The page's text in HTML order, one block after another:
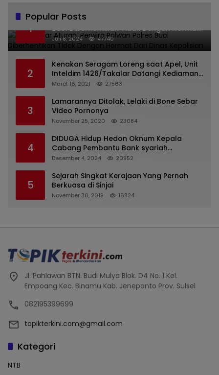
Popular Posts
1
Melanggar Aturan, Perwira Polwan Polres
Buol Diberhentikan Tidak Dengan Hormat
Dari Dinas Kepolisian
Juli 8, 2024 47740
2
Kenakan Seragam Loreng saat Apel, Unit
Inteldim 1426/Takalar Datangi Kediaman
Kasatpol PP
Maret 16, 2021 27563
3
Lamarannya Ditolak, Lelaki di Bone Sebar
Video Pornonya
November 25, 2020 23084
4
DIDUGA Hidup Hedon Oknum Kepala
Cabang Pembantu Bank syariah
Indonesia Unit Hasan Basri di Banjarmasin
Milyaran Rupiah dan Bilyet Giro Tidak
Terdaftar, OJK Kalsel : Bertemu Tanggal 11
Desember 4, 2024 20952
5
Sejarah Singkat Kerajaan Yang Pernah
Berkuasa di Sinjai
November 30, 2019 16824
Jl. Pahlawan BTN. Budi Mulya Blok. D4 No. 1 Kel.
Empoang Kec. Binamu Kab. Jeneponto Prov. Sulsel
082195399699
topikterkini.com@gmail.com
Kategori
NTB